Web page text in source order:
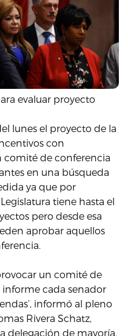
evaluar proyecto
lunes el proyecto de la
con
comité de conferencia
en una búsqueda
ya que por
tiene hasta el
pero desde esa
aprobar aquellos
un comité de
cada senador
informó al pleno
Rivera Schatz,
delegación de mayoría,